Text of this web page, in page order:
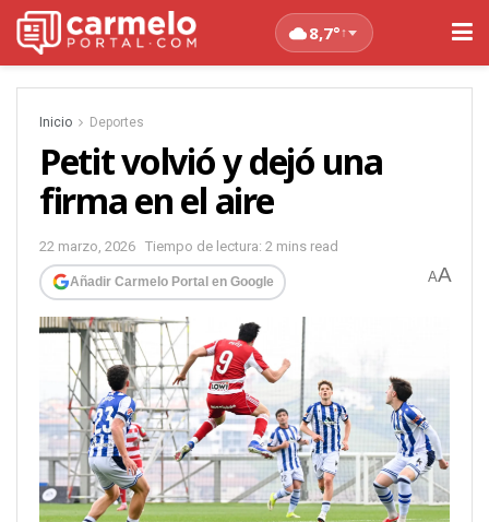
8,7°↑
Inicio Deportes
Petit volvió y dejó una
firma en el aire
22 marzo, 2026 Tiempo de lectura: 2 mins read
Añadir Carmelo Portal en Google AA